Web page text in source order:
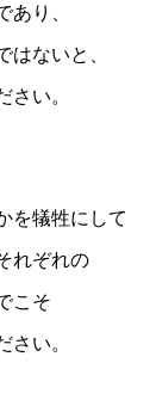
あり、
はないと、
さい。
を犠牲にして
れぞれの
こそ
さい。